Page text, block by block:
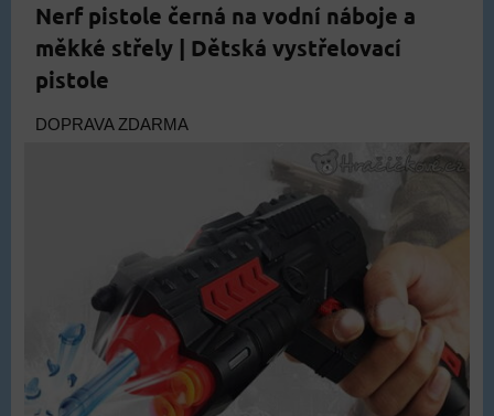
Nerf pistole černá na vodní náboje a
měkké střely | Dětská vystřelovací
pistole
DOPRAVA ZDARMA